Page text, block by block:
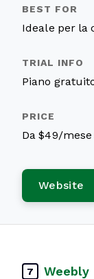
Ideale per la
Piano
Da $49/
Website
7 Weebly